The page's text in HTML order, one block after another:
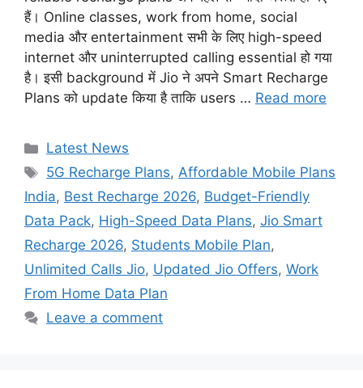
हैं। Online classes, work from home, social
media और entertainment सभी के लिए high-speed
internet और uninterrupted calling essential हो गया
है। इसी background में Jio ने अपने Smart Recharge
Plans को update किया है ताकि users … Read more
Categories
Latest News
Tags
5G Recharge Plans,Affordable Mobile Plans
India, Best Recharge 2026, Budget-Friendly
Data Pack, High-Speed Data Plans, Jio Smart
Recharge 2026, Students Mobile Plan,
Unlimited Calls Jio, Updated Jio Offers, Work
From Home Data Plan
Leave a comment